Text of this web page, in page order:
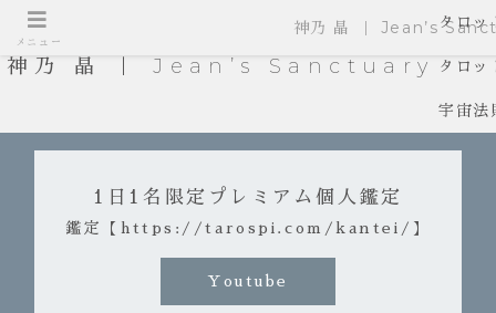
神乃 晶 ｜ Jean’s Sanctuary
タロッ
タロッ
宇宙法
1日1名限定プレミアム個人鑑定
鑑定【https://tarospi.com/kantei/】
Youtube
メニュー
神乃 晶 ｜ Jean’s